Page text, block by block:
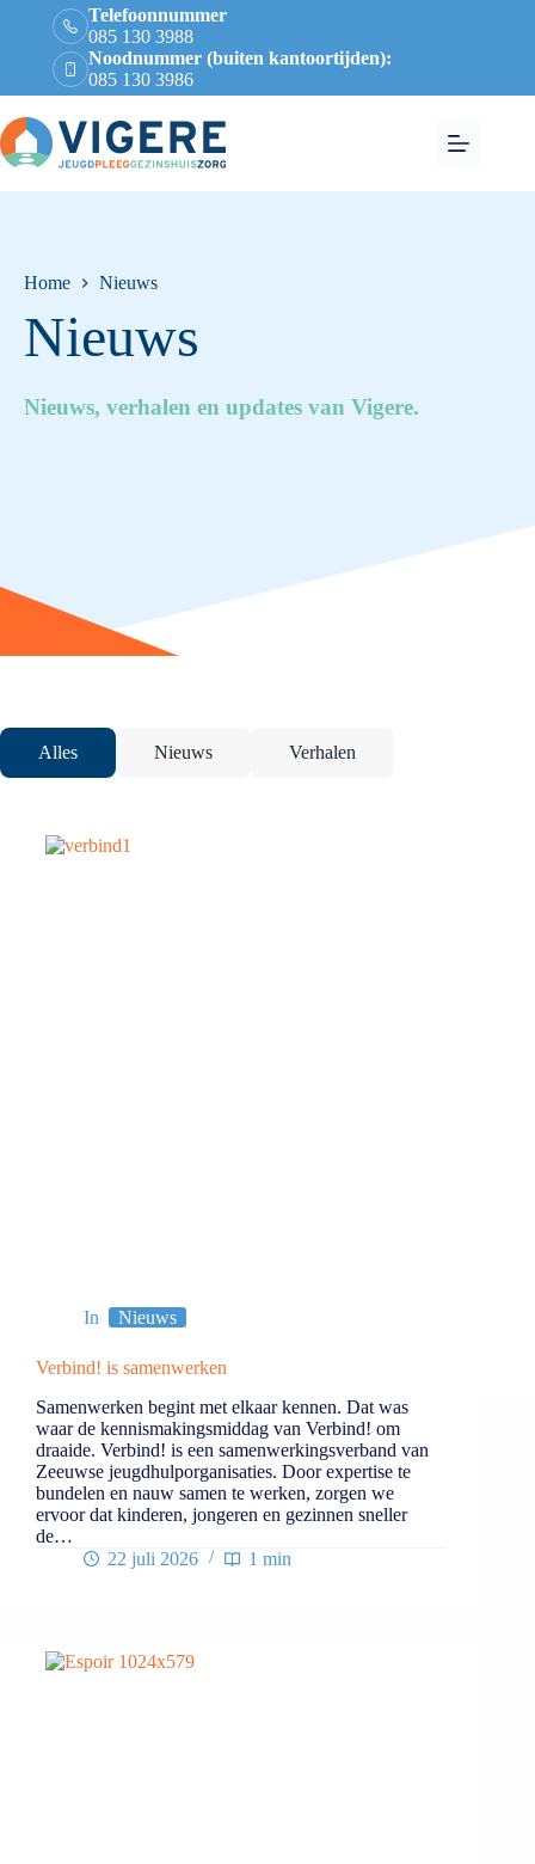
Telefoonnummer
085 130 3988
Noodnummer (buiten kantoortijden):
085 130 3986
Home Nieuws
Nieuws
Alles Nieuws Verhalen
In Nieuws
Verbind! is samenwerken
Samenwerken begint met elkaar kennen. Dat was
waar de kennismakingsmiddag van Verbind! om
draaide. Verbind! is een samenwerkingsverband van
Zeeuwse jeugdhulporganisaties. Door expertise te
bundelen en nauw samen te werken, zorgen we
ervoor dat kinderen, jongeren en gezinnen sneller
de…
22 juli 2026
1 min